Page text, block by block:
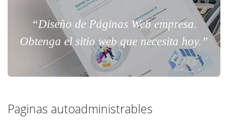
“Diseño de Páginas Web empresa.
Obtenga el sitio web que necesita hoy.”
Paginas autoadministrables